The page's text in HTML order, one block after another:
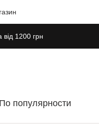
від 1200 грн
По популярности